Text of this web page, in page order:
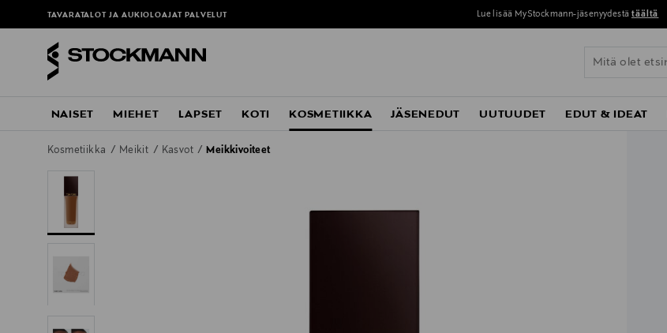
TAVARATALOT JA AUKIOLOAJAT PALVELUT Lue lisää MyStockmann-jäsenyydestä täältä
NAISET MIEHET LAPSET KOTI KOSMETIIKKA JÄSENEDUT UUTUUDET EDUT & IDEAT
Kosmetiikka Meikit Kasvot Meikkivoiteet